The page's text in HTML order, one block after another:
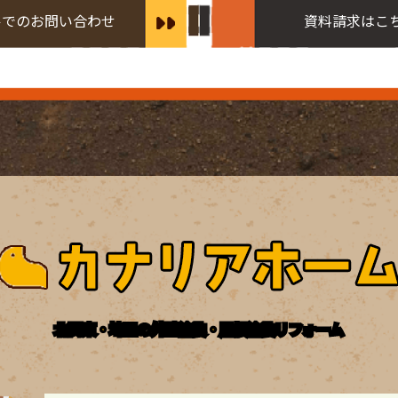
のお問い合わせ 資料請求はこ
北関東・埼玉の外壁塗装・屋根塗装リフォーム